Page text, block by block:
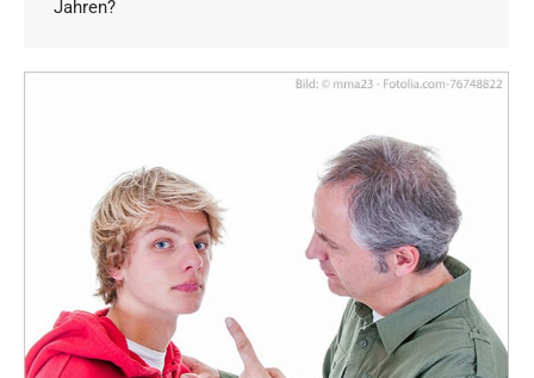
Jahren?